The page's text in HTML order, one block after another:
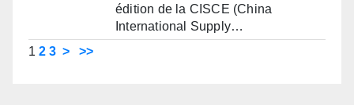
édition de la CISCE (China
International Supply…
1 2 3 > >>